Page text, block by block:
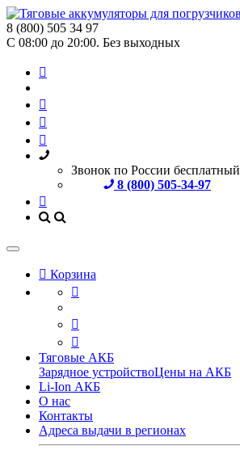
8 (800) 505 34 97
С 08:00 до 20:00. Без выходных
Звонок по России бесплатный
8 (800) 505-34-97
Корзина
Тяговые АКБ
Зарядное устройствоЦены на АКБ
Li-Ion АКБ
О нас
Контакты
Адреса выдачи в регионах